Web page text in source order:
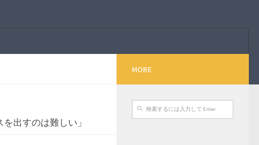
出すのは難しい」
MORE